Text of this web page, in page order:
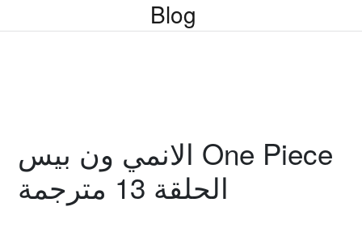
Blog
الانمي ون بيس One Piece
الحلقة 13 مترجمة